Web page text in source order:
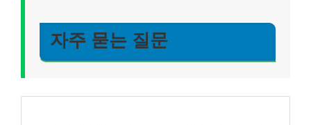
자주 묻는 질문